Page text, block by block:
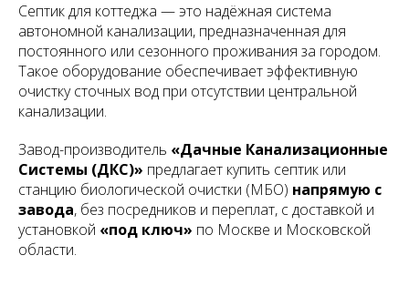
Септик для коттеджа — это надёжная система
автономной канализации, предназначенная для
постоянного или сезонного проживания за городом.
Такое оборудование обеспечивает эффективную
очистку сточных вод при отсутствии центральной
канализации.
Завод-производитель «Дачные Канализационные
Системы (ДКС)» предлагает купить септик или
станцию биологической очистки (МБО) напрямую с
завода, без посредников и переплат, с доставкой и
установкой «под ключ» по Москве и Московской
области.